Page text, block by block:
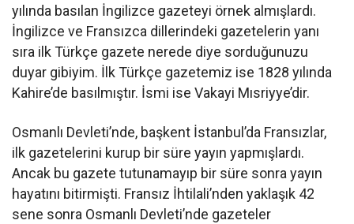
yılında basılan İngilizce gazeteyi örnek almışlardı.
İngilizce ve Fransızca dillerindeki gazetelerin yanı
sıra ilk Türkçe gazete nerede diye sorduğunuzu
duyar gibiyim. İlk Türkçe gazetemiz ise 1828 yılında
Kahire’de basılmıştır. İsmi ise Vakayi Mısriyye’dir.
Osmanlı Devleti’nde, başkent İstanbul’da Fransızlar,
ilk gazetelerini kurup bir süre yayın yapmışlardı.
Ancak bu gazete tutunamayıp bir süre sonra yayın
hayatını bitirmişti. Fransız İhtilali’nden yaklaşık 42
sene sonra Osmanlı Devleti’nde gazeteler